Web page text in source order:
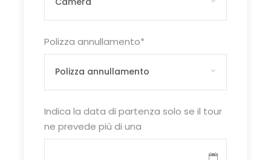
Polizza annullamento*
Indica la data di partenza solo se il tour
ne prevede più di una
valle e della stessa Lucchesia. Il ponte, fatto
costruire da Matilde di Canossa, è meglio
conosciuto come Ponte del Diavolo per via di
una simpatica leggenda legata alla sua
valle, c’inoltreremo nel cuore della Garfagnana
per raggiungere il borgo di Castelvecchio Pascoli.
Sosta per uno spuntino libero in un locale nel